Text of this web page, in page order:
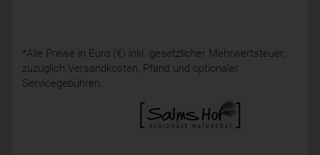
*Alle Preise in Euro (€) inkl. gesetzlicher Mehrwertsteuer,
zuzüglich Versandkosten, Pfand und optionaler
Servicegebühren.